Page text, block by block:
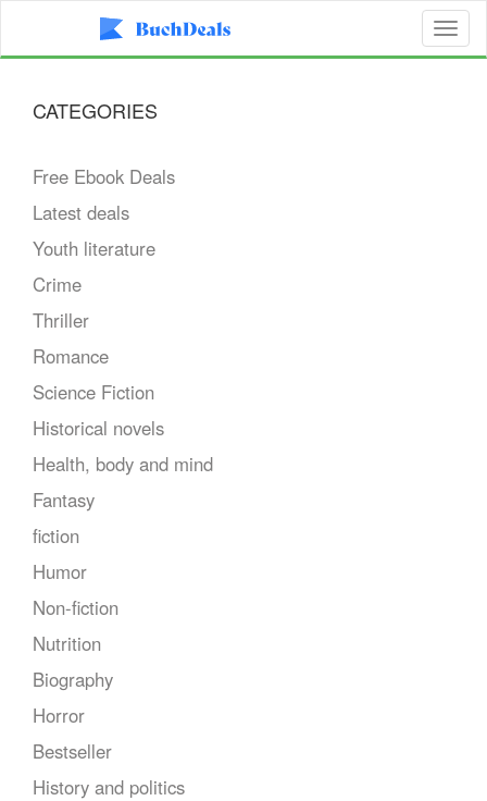
CATEGORIES
Free Ebook Deals
Latest deals
Youth literature
Crime
Thriller
Romance
Science Fiction
Historical novels
Health, body and mind
Fantasy
fiction
Humor
Non-fiction
Nutrition
Biography
Horror
Bestseller
History and politics